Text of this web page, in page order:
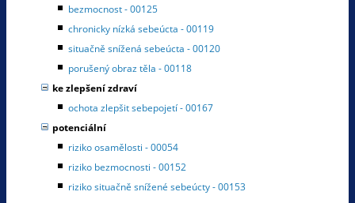
bezmocnost - 00125
chronicky nízká sebeúcta - 00119
situačně snížená sebeúcta - 00120
porušený obraz těla - 00118
ke zlepšení zdraví
ochota zlepšit sebepojetí - 00167
potenciální
riziko osamělosti - 00054
riziko bezmocnosti - 00152
riziko situačně snížené sebeúcty - 00153